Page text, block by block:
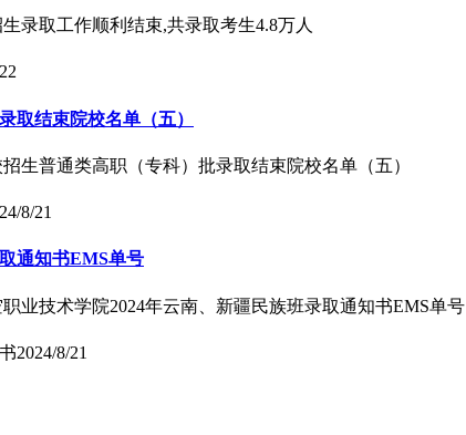
录取工作顺利结束,共录取考生4.8万人
取结束院校名单（五）
生普通类高职（专科）批录取结束院校名单（五）
8/21
通知书EMS单号
业技术学院2024年云南、新疆民族班录取通知书EMS单号
2024/8/21